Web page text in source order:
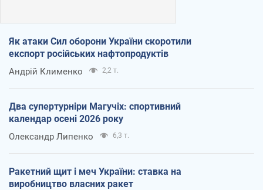
Як атаки Сил оборони України скоротили
експорт російських нафтопродуктів
Андрій Клименко 2,2 т.
Два супертурніри Магучіх: спортивний
календар осені 2026 року
Олександр Липенко 6,3 т.
Ракетний щит і меч України: ставка на
виробництво власних ракет